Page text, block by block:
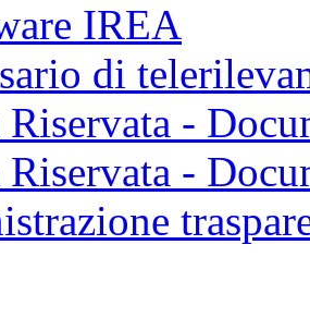
IREA
di
Riservata -
Riservata -